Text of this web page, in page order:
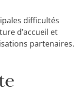
difficultés
d’accueil et
partenaires.